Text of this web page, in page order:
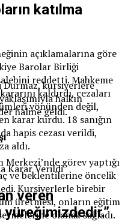
katılma
açıklamalarına göre
Barolar Birliği
reddetti. Mahkeme
kaldırdı, cezaları
yönünden değil,
karar kurdu. 18 sanığın
hapis cezası verildi,
aldı.
veren
yüreğimizdedir.”
kursiyerlere
halkın
haline geldi.
görev yaptığı
ve beklentilerine öncelik
Kursiyerlerle birebir
üretmesi, onların eğitim
olanak sağladı.